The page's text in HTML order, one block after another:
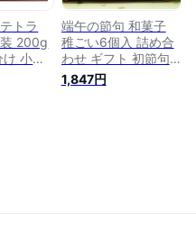
トラ
200g
小袋
菓子
おか
端午の節句 和菓子
稚ごい6個入 詰め合
わせ ギフト 初節句
内祝い お祝い お返
し こどもの日 鯉の
1,847円